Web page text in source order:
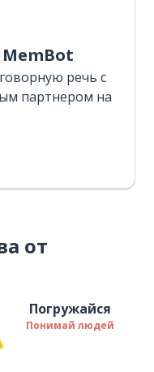
речь с
партнером на
от
Погружайся
Понимай людей